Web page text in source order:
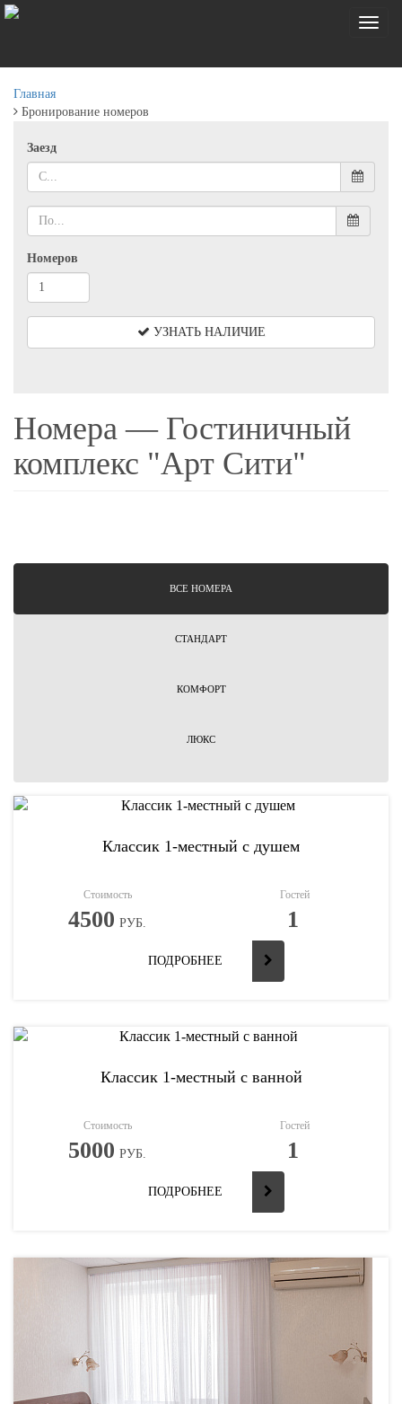
Toggle
Главная
Бронирование номеров
Заезд
Номеров
УЗНАТЬ НАЛИЧИЕ
Номера — Гостиничный
комплекс "Арт Сити"
ВCЕ НОМЕРА
СТАНДАРТ
КОМФОРТ
ЛЮКС
Классик 1-местный с душем
Стоимость
4500 РУБ.
Гостей
1
ПОДРОБНЕЕ
Классик 1-местный с ванной
Стоимость
5000 РУБ.
Гостей
1
ПОДРОБНЕЕ